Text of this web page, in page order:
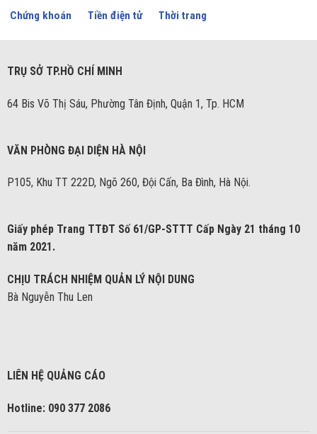
Chứng khoán Tiền điện tử Thời trang
TRỤ SỞ TP.HỒ CHÍ MINH
64 Bis Võ Thị Sáu, Phường Tân Định, Quận 1, Tp. HCM
VĂN PHÒNG ĐẠI DIỆN HÀ NỘI
P105, Khu TT 222D, Ngõ 260, Đội Cấn, Ba Đình, Hà Nội.
Giấy phép Trang TTĐT Số 61/GP-STTT Cấp Ngày 21 tháng 10
năm 2021.
CHỊU TRÁCH NHIỆM QUẢN LÝ NỘI DUNG
Bà Nguyễn Thu Len
LIÊN HỆ QUẢNG CÁO
Hotline: 090 377 2086